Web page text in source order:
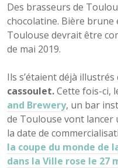
Des brasseurs de
chocolatine. Bière
Toulouse devrait être
de mai 2019.
Ils s’étaient déjà
cassoulet.Cette fois-ci,
and Brewery, un bar
de Toulouse vont lancer
la date de
la coupe du monde de
dans la Ville rose le 27